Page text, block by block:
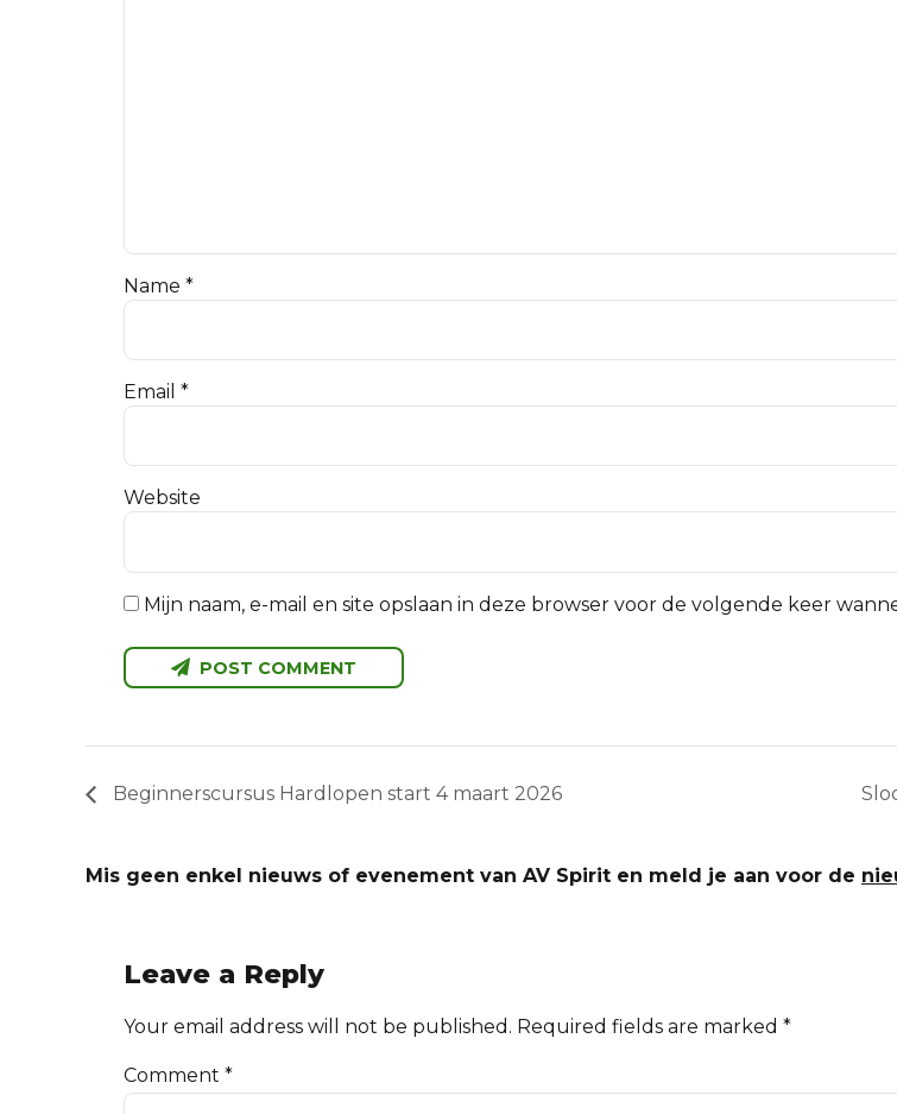
Name *
Email *
Website
Mijn naam, e-mail en site opslaan in deze browser voor de volgende keer
POST COMMENT
Beginnerscursus Hardlopen start 4 maart 2026
Mis geen enkel nieuws of evenement van AV Spirit en meld je aan voor de
Leave a Reply
Your email address will not be published. Required fields are marked *
Comment *